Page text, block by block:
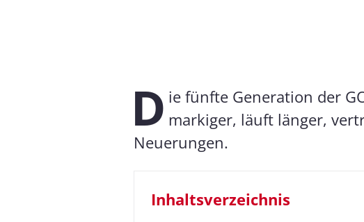
D ie fünfte Generation der
markiger, läuft länger,
Neuerungen.
Inhaltsverzeichnis